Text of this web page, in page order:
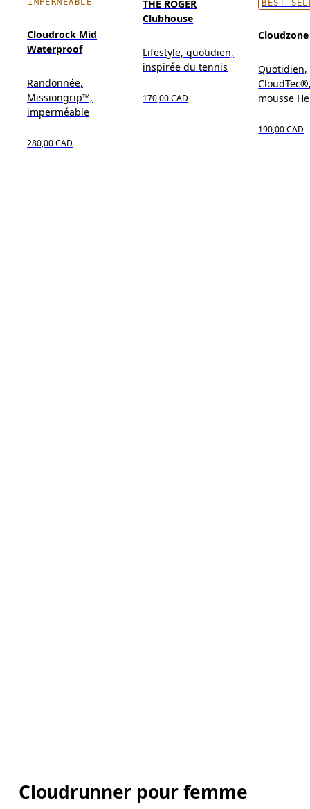
IMPERMÉABLE
Cloudrock Mid
Waterproof
Randonnée,
Missiongrip™,
imperméable
280,00 CAD
THE ROGER
Clubhouse
Lifestyle, quotidien,
inspirée du tennis
170,00 CAD
BEST-
Cloudzone
Quotidien,
mousse
190,00 CAD
Cloudrunner pour femme